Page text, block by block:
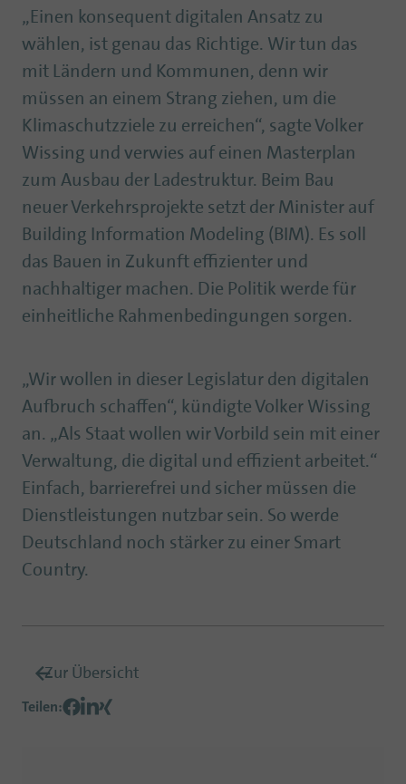
„Einen konsequent digitalen Ansatz zu
wählen, ist genau das Richtige. Wir tun das
mit Ländern und Kommunen, denn wir
müssen an einem Strang ziehen, um die
Klimaschutzziele zu erreichen“, sagte Volker
Wissing und verwies auf einen Masterplan
zum Ausbau der Ladestruktur. Beim Bau
neuer Verkehrsprojekte setzt der Minister auf
Building Information Modeling (BIM). Es soll
das Bauen in Zukunft effizienter und
nachhaltiger machen. Die Politik werde für
einheitliche Rahmenbedingungen sorgen.
„Wir wollen in dieser Legislatur den digitalen
Aufbruch schaffen“, kündigte Volker Wissing
an. „Als Staat wollen wir Vorbild sein mit einer
Verwaltung, die digital und effizient arbeitet.“
Einfach, barrierefrei und sicher müssen die
Dienstleistungen nutzbar sein. So werde
Deutschland noch stärker zu einer Smart
Country.
Zur Übersicht
Teilen: